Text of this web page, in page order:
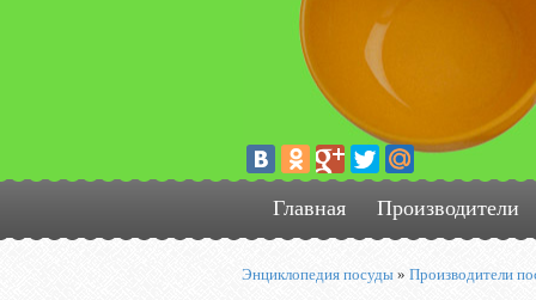
Главная Производители
Энциклопедия посуды » Производители